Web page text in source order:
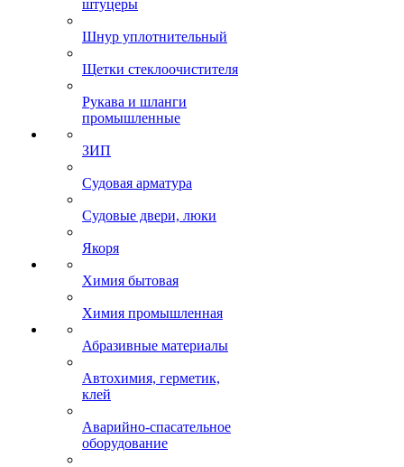
штуцеры
Шнур уплотнительный
Щетки стеклоочистителя
Рукава и шланги
промышленные
ЗИП
Судовая арматура
Судовые двери, люки
Якоря
Химия бытовая
Химия промышленная
Абразивные материалы
Автохимия, герметик,
клей
Аварийно-спасательное
оборудование